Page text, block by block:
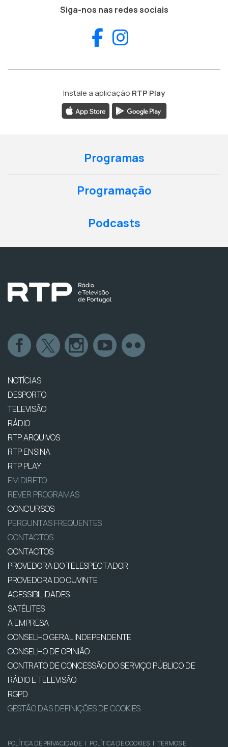
Siga-nos nas redes sociais
Facebook
Instale a aplicação RTP Play
Programas
Programação
Podcasts
NOTÍCIAS
DESPORTO
TELEVISÃO
RÁDIO
RTP ARQUIVOS
RTP ENSINA
RTP PLAY
EM DIRETO
REVER PROGRAMAS
CONCURSOS
PERGUNTAS FREQUENTES
CONTACTOS
CONTACTOS
PROVEDORA DO TELESPECTADOR
PROVEDORA DO OUVINTE
ACESSIBILIDADES
SATÉLITES
A EMPRESA
CONSELHO GERAL INDEPENDENTE
CONSELHO DE OPINIÃO
CONTRATO DE CONCESSÃO DO SERVIÇO PÚBLICO DE
RÁDIO E TELEVISÃO
RGPD
GESTÃO DAS DEFINIÇÕES DE COOKIES
POLÍTICA DE PRIVACIDADE | POLÍTICA DE COOKIES | TERMOS E